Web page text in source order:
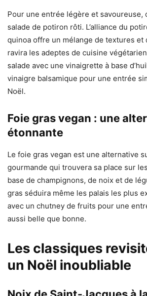
Pour une entrée légère et savoureuse,
salade de potiron rôti. L’alliance du
quinoa offre un mélange de textures et
ravira les adeptes de cuisine
salade avec une vinaigrette à base
vinaigre balsamique pour une entrée
Noël.
Foie gras vegan : une
étonnante
Le foie gras vegan est une alternative
gourmande qui trouvera sa place sur
base de champignons, de noix et de
gras séduira même les palais les plus
avec un chutney de fruits pour une
aussi belle que bonne.
Les classiques
un Noël inoubliable